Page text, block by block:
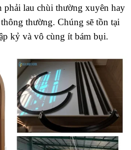
phải lau chùi thường xuyên hay
thường. Chúng sẽ tồn tại
kỷ và vô cùng ít bám bụi.